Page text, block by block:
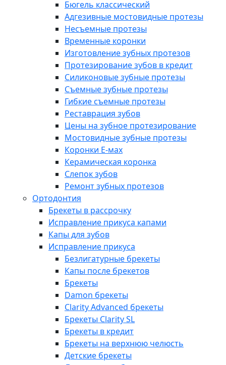
Бюгель классический
Адгезивные мостовидные протезы
Несъемные протезы
Временные коронки
Изготовление зубных протезов
Протезирование зубов в кредит
Силиконовые зубные протезы
Съемные зубные протезы
Гибкие съемные протезы
Реставрация зубов
Цены на зубное протезирование
Мостовидные зубные протезы
Коронки E-мах
Керамическая коронка
Слепок зубов
Ремонт зубных протезов
Ортодонтия
Брекеты в рассрочку
Исправление прикуса капами
Капы для зубов
Исправление прикуса
Безлигатурные брекеты
Капы после брекетов
Брекеты
Damon брекеты
Clarity Advanced брекеты
Брекеты Clarity SL
Брекеты в кредит
Брекеты на верхнюю челюсть
Детские брекеты